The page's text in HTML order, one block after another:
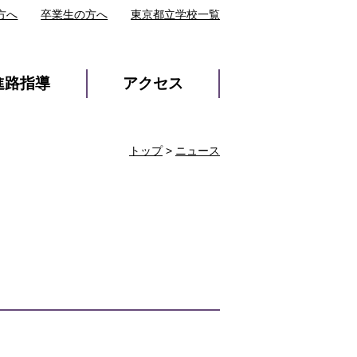
路指導 アクセス
へ 卒業生の方へ 東京都立学校一覧
トップ> ニュース